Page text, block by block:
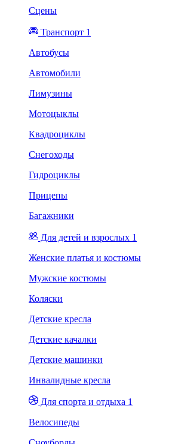
Сцены
Транспорт 1
Автобусы
Автомобили
Лимузины
Мотоцыклы
Квадроциклы
Снегоходы
Гидроциклы
Прицепы
Багажники
Для детей и взрослых 1
Женские платья и костюмы
Мужские костюмы
Коляски
Детские кресла
Детские качалки
Детские машинки
Инвалидные кресла
Для спорта и отдыха 1
Велосипеды